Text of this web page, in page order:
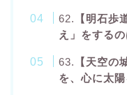
62.
【明石
え」をする
63.
【天空の
を、心に太陽